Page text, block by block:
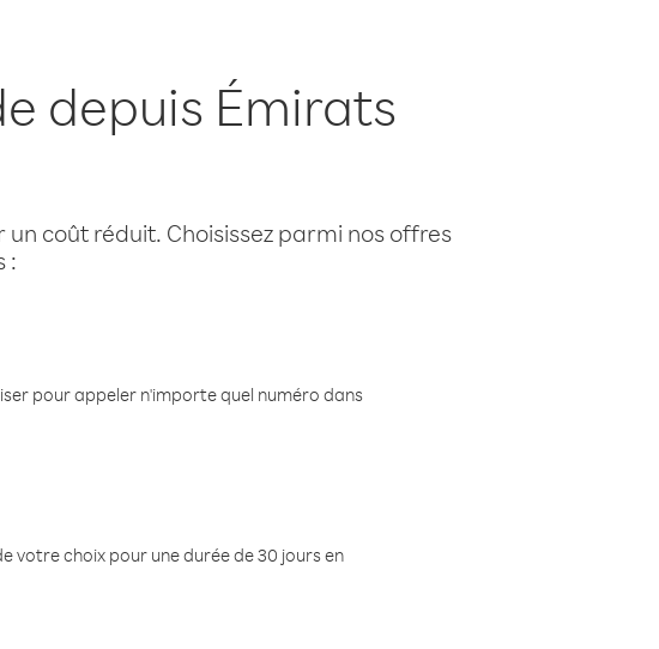
depuis Émirats
coût réduit. Choisissez parmi nos offres
:
pour appeler n'importe quel numéro dans
votre choix pour une durée de 30 jours en